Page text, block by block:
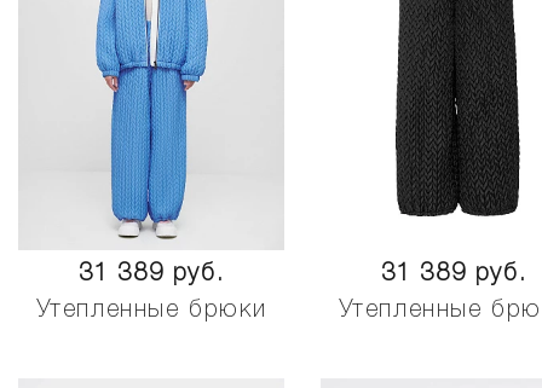
31 389 руб.
Утепленные брюки
31 389 руб.
Утепленные